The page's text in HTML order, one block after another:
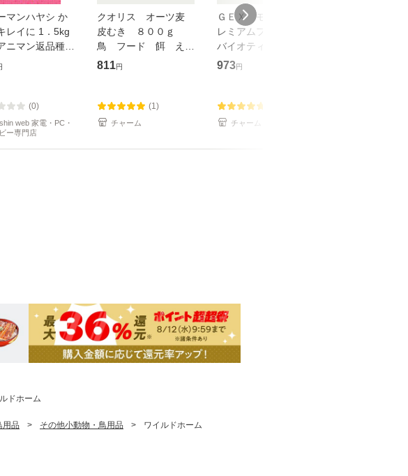
マンハヤシ か
レイに 1．5kg
ニマン返品種別
(0)
web 家電・PC・
ー専門店
クオリス オーツ麦
皮むき ８００ｇ
鳥 フード 餌 え
さ オーツ麦（燕麦）
811円
(1)
チャーム
ＧＥＸ モルモットプ
レミアムフード シン
バイオティクスブレン
ド ６００ｇ 国産
973円
チャーム
ドホーム
用品 > その他小動物・鳥用品 > ワイルドホーム